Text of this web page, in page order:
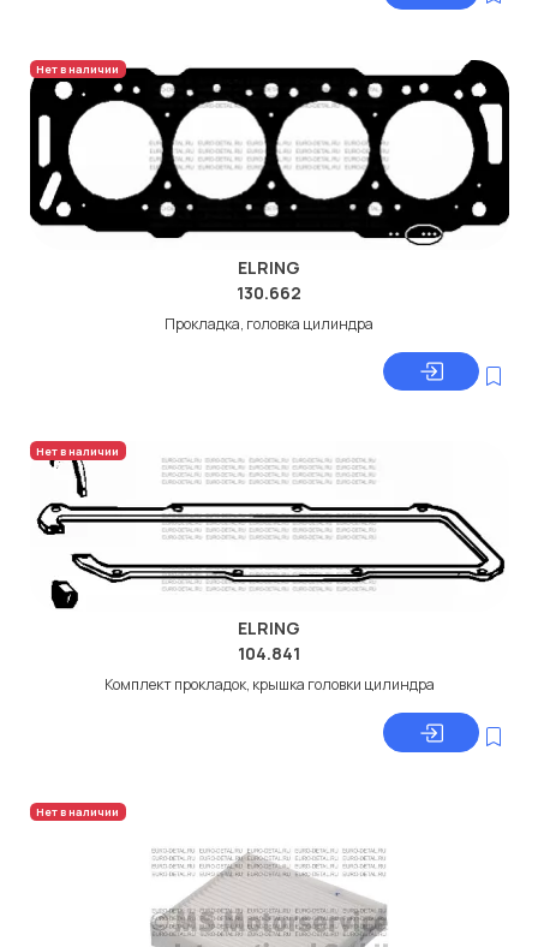
Нет в наличии
ELRING
130.662
Прокладка, головка цилиндра
Нет в наличии
ELRING
104.841
Комплект прокладок, крышка головки цилиндра
Нет в наличии